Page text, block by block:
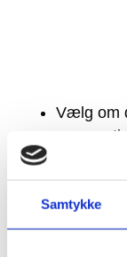
Samtykke
Vælg om
samme